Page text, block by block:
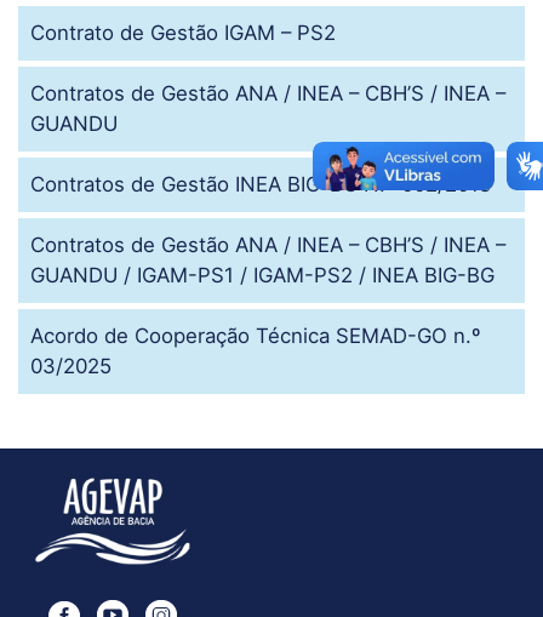
Contrato de Gestão IGAM – PS2
Contratos de Gestão ANA / INEA – CBH’S / INEA –
GUANDU
Contratos de Gestão INEA BIG-BG N.º 002/2018
Contratos de Gestão ANA / INEA – CBH’S / INEA –
GUANDU / IGAM-PS1 / IGAM-PS2 / INEA BIG-BG
Acordo de Cooperação Técnica SEMAD-GO n.º
03/2025